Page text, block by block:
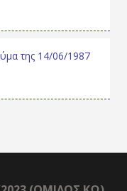
της 14/06/1987